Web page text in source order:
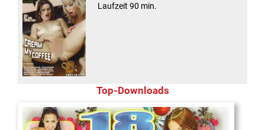
Laufzeit 90 min.
Top-Downloads